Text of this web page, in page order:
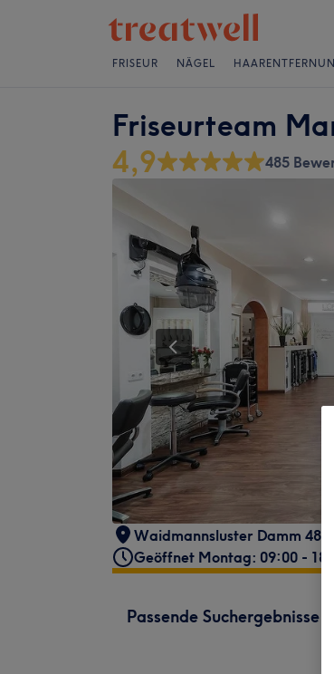
FRISEUR NÄGEL
Friseurteam
4,9 485
Waidmannsluster Damm 48,
Geöffnet Montag: 09:00 -
Passende Suchergebnisse